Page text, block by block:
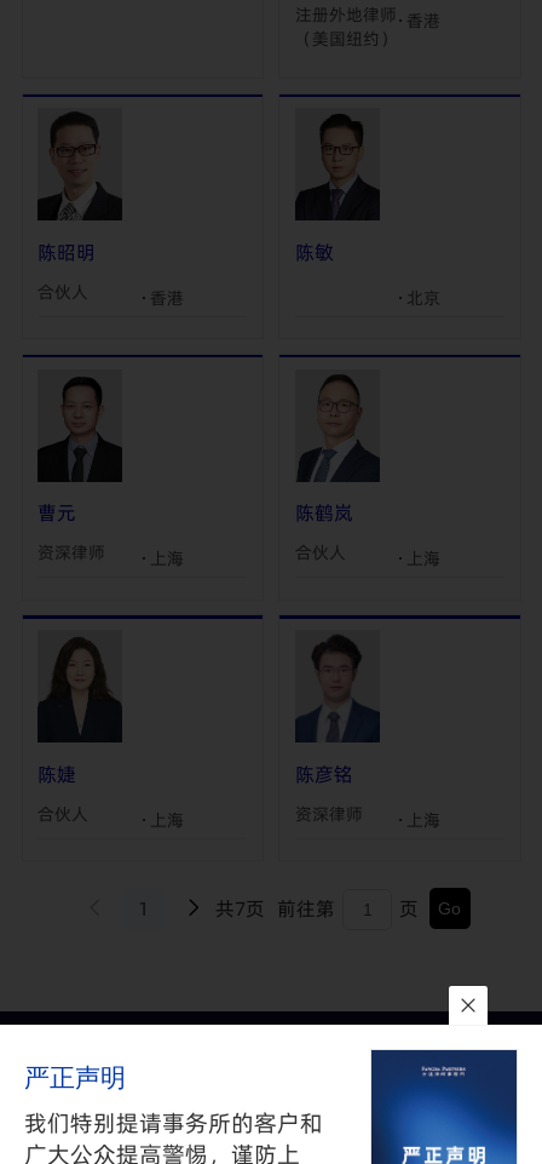
注册外地律师
（美国纽约）
香港
陈昭明
合伙人 香港
陈敏
北京
曹元
资深律师 上海
陈鹤岚
合伙人 上海
陈婕
合伙人 上海
陈彦铭
资深律师 上海
1 共7页 前往第 页
沪ICP备05009743号-1
沪公网安备 31010602002626号
©2025 FANGDA PARTNERS. ALL RIGHTS RESERVED 上海市方达
严正声明
我们特别提请事务所的客户和
广大公众提高警惕，谨防上